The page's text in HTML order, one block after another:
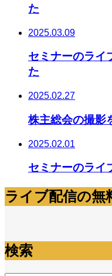
た
2025.03.09
セミナーのライ
た
2025.02.27
株主総会の撮影
2025.02.01
セミナーのライ
ライブ配信の無
検索